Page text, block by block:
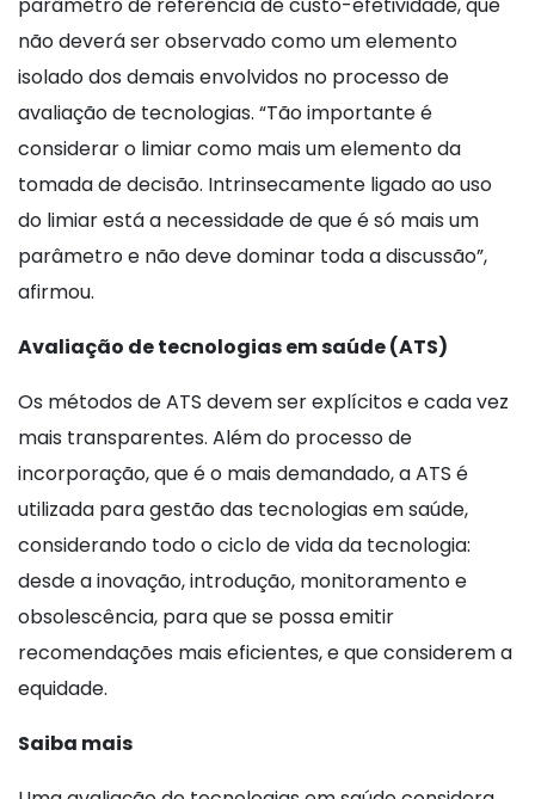
parâmetro de referência de custo-efetividade, que
não deverá ser observado como um elemento
isolado dos demais envolvidos no processo de
avaliação de tecnologias. “Tão importante é
considerar o limiar como mais um elemento da
tomada de decisão. Intrinsecamente ligado ao uso
do limiar está a necessidade de que é só mais um
parâmetro e não deve dominar toda a discussão”,
afirmou.
Avaliação de tecnologias em saúde (ATS)
Os métodos de ATS devem ser explícitos e cada vez
mais transparentes. Além do processo de
incorporação, que é o mais demandado, a ATS é
utilizada para gestão das tecnologias em saúde,
considerando todo o ciclo de vida da tecnologia:
desde a inovação, introdução, monitoramento e
obsolescência, para que se possa emitir
recomendações mais eficientes, e que considerem a
equidade.
Saiba mais